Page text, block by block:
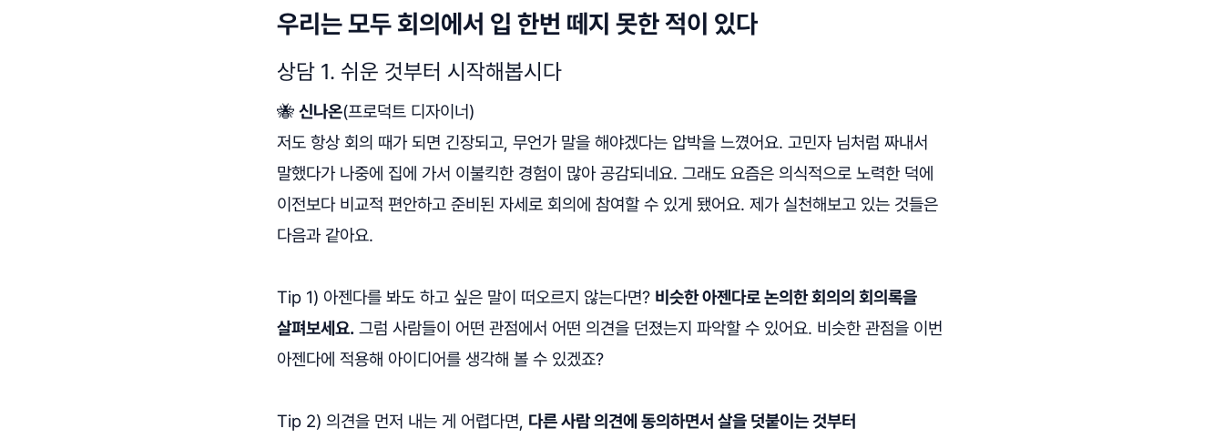
우리는 모두 회의에서 입 한번 떼지 못한 적이 있다
상담 1. 쉬운 것부터 시작해봅시다
🐝 신나온(프로덕트 디자이너)
저도 항상 회의 때가 되면 긴장되고, 무언가 말을 해야겠다는 압박을 느꼈어요. 고민자 님처럼 짜내서
말했다가 나중에 집에 가서 이불킥한 경험이 많아 공감되네요. 그래도 요즘은 의식적으로 노력한 덕에
이전보다 비교적 편안하고 준비된 자세로 회의에 참여할 수 있게 됐어요. 제가 실천해보고 있는 것들은
다음과 같아요.
Tip 1) 아젠다를 봐도 하고 싶은 말이 떠오르지 않는다면? 비슷한 아젠다로 논의한 회의의 회의록을
살펴보세요. 그럼 사람들이 어떤 관점에서 어떤 의견을 던졌는지 파악할 수 있어요. 비슷한 관점을 이번
아젠다에 적용해 아이디어를 생각해 볼 수 있겠죠?
Tip 2) 의견을 먼저 내는 게 어렵다면, 다른 사람 의견에 동의하면서 살을 덧붙이는 것부터